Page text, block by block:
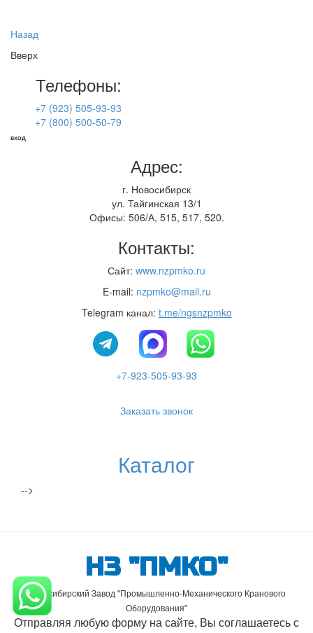
Назад
Вверх
Телефоны:
+7 (923) 505-93-93
+7 (800) 500-50-79
вход
Адрес:
г. Новосибирск
ул. Тайгинская 13/1
Офисы: 506/А, 515, 517, 520.
Контакты:
Сайт: www.nzpmko.ru
E-mail: nzpmko@mail.ru
Telegram канал: t.me/ngsnzpmko
+7-923-505-93-93
Заказать звонок
Каталог
-->
НЗ "ПМКО"
Новосибирский Завод "Промышленно-Механического Кранового
Оборудования"
Отправляя любую форму на сайте, Вы соглашаетесь с